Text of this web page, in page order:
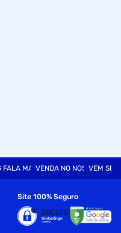
FALA MARTVENDA NO NOSSO SITE
VEM SER
Site 100% Seguro